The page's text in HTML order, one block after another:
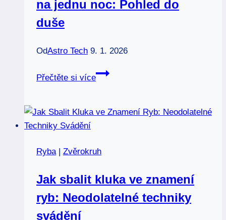
na jednu noc: Pohled do
duše
OdAstro Tech 9. 1. 2026
Přečtěte si více
Jak
vnímají
jednu
Pohled
do
Ryba| Zvěrokruh
Jak sbalit kluka ve znamení
ryb: Neodolatelné techniky
svádění